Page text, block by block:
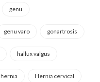
genu
genu varo gonartrosis
hallux valgus
hernia Hernia cervical